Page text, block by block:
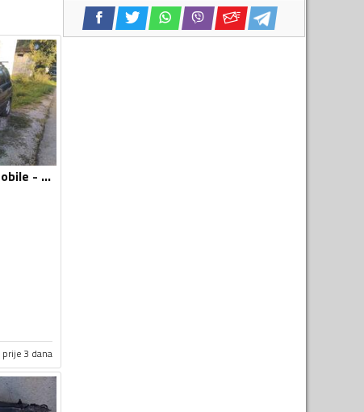
Mjenjači za Automobile - Kia - Carens - 2005
prije 3 dana